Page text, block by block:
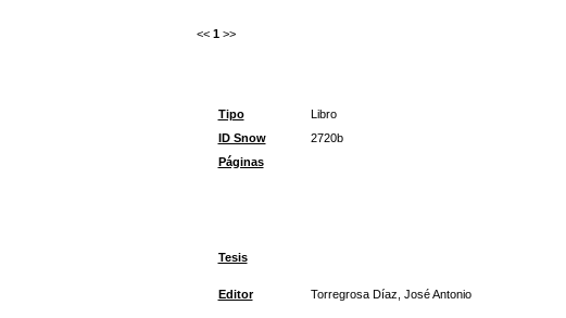
<< 1 >>
Tipo
Libro
ID Snow
2720b
Páginas
Tesis
Editor Torregrosa Díaz, José Antonio